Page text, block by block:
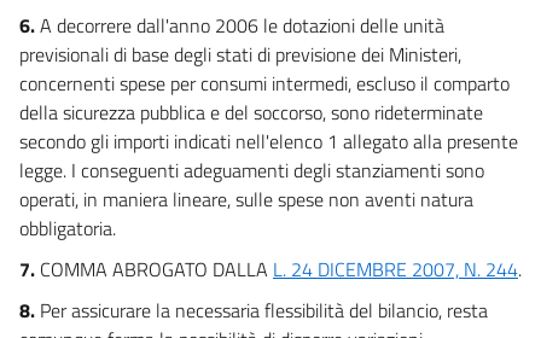
6.A decorrere dall'anno 2006 le dotazioni delle unità
previsionali di base degli stati di previsione dei Ministeri,
concernenti spese per consumi intermedi, escluso il comparto
della sicurezza pubblica e del soccorso, sono rideterminate
secondo gli importi indicati nell'elenco 1 allegato alla presente
legge. I conseguenti adeguamenti degli stanziamenti sono
operati, in maniera lineare, sulle spese non aventi natura
obbligatoria.
7. COMMA ABROGATO DALLA L. 24 DICEMBRE 2007, N. 244.
8. Per assicurare la necessaria flessibilità del bilancio, resta